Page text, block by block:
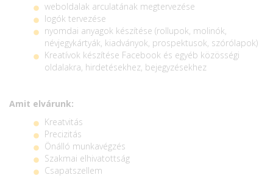
weboldalak arculatának megtervezése
logók tervezése
nyomdai anyagok készítése (rollupok, molinók,
névjegykártyák, kiadványok, prospektusok, szórólapok)
Kreatívok készítése Facebook és egyéb közösségi
oldalakra, hirdetésekhez, bejegyzésekhez
Amit elvárunk:
Kreatvitás
Precizitás
Önálló munkavégzés
Szakmai elhivatottság
Csapatszellem